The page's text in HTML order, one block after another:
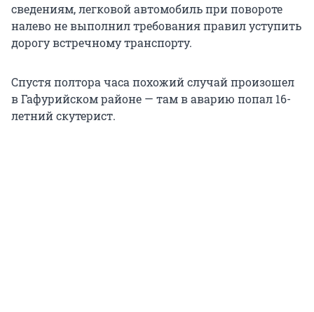
сведениям, легковой автомобиль при повороте
налево не выполнил требования правил уступить
дорогу встречному транспорту.
Спустя полтора часа похожий случай произошел
в Гафурийском районе — там в аварию попал 16-
летний скутерист.